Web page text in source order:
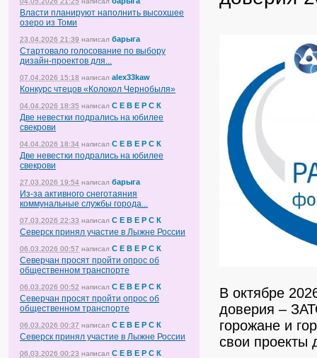
Власти планируют наполнить высохшее
озеро из Томи
23.04.2026 21:39 написал барыга
Стартовало голосование по выбору
дизайн-проектов для...
07.04.2026 15:18 написал alex33kaw
Конкурс чтецов «Колокол Чернобыля»
04.04.2026 18:35 написал С Е В Е Р С К
Две невестки подрались на юбилее
свекрови
04.04.2026 18:34 написал С Е В Е Р С К
Две невестки подрались на юбилее
свекрови
27.03.2026 19:54 написал барыга
Из-за активного снеготаяния
коммунальные службы города...
07.03.2026 22:33 написал С Е В Е Р С К
Северск принял участие в Лыжне России
06.03.2026 00:57 написал С Е В Е Р С К
Северчан просят пройти опрос об
общественном транспорте
06.03.2026 00:52 написал С Е В Е Р С К
Северчан просят пройти опрос об
общественном транспорте
06.03.2026 00:37 написал С Е В Е Р С К
Северск принял участие в Лыжне России
06.03.2026 00:23 написал С Е В Е Р С К
В октябре
доверия –
горожане и
свои проекты